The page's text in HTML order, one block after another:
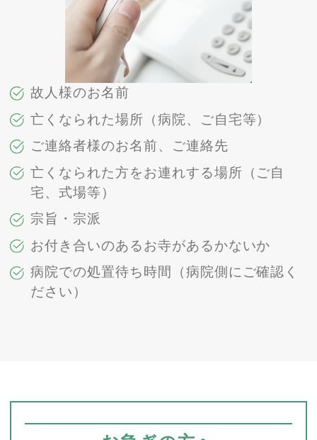
故人様のお名前
亡くなられた場所（病院、ご自宅等）
ご連絡者様のお名前、ご連絡先
亡くなられた方をお連れする場所（ご自
宅、式場等）
宗旨・宗派
お付き合いのあるお寺があるかないか
病院での処置待ち時間（病院側にご確認く
ださい）